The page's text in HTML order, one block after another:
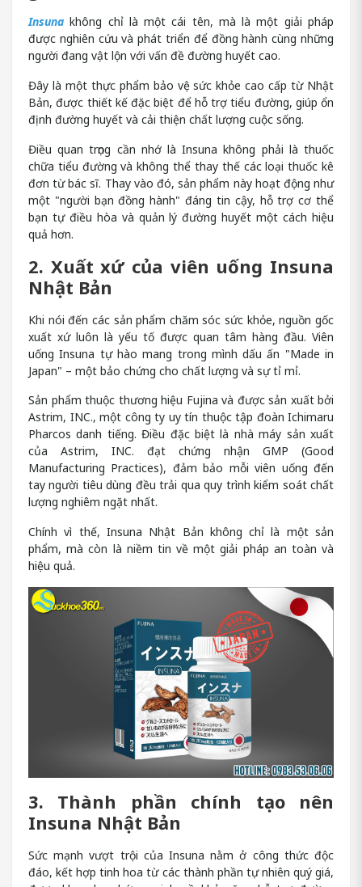
Insuna không chỉ là một cái tên, mà là một giải pháp
được nghiên cứu và phát triển để đồng hành cùng những
người đang vật lộn với vấn đề đường huyết cao.
Đây là một thực phẩm bảo vệ sức khỏe cao cấp từ Nhật
Bản, được thiết kế đặc biệt để hỗ trợ tiểu đường, giúp ổn
định đường huyết và cải thiện chất lượng cuộc sống.
Điều quan trọng cần nhớ là Insuna không phải là thuốc
chữa tiểu đường và không thể thay thế các loại thuốc kê
đơn từ bác sĩ. Thay vào đó, sản phẩm này hoạt động như
một "người bạn đồng hành" đáng tin cậy, hỗ trợ cơ thể
bạn tự điều hòa và quản lý đường huyết một cách hiệu
quả hơn.
2. Xuất xứ của viên uống Insuna
Nhật Bản
Khi nói đến các sản phẩm chăm sóc sức khỏe, nguồn gốc
xuất xứ luôn là yếu tố được quan tâm hàng đầu. Viên
uống Insuna tự hào mang trong mình dấu ấn "Made in
Japan" – một bảo chứng cho chất lượng và sự tỉ mỉ.
Sản phẩm thuộc thương hiệu Fujina và được sản xuất bởi
Astrim, INC., một công ty uy tín thuộc tập đoàn Ichimaru
Pharcos danh tiếng. Điều đặc biệt là nhà máy sản xuất
của Astrim, INC. đạt chứng nhận GMP (Good
Manufacturing Practices), đảm bảo mỗi viên uống đến
tay người tiêu dùng đều trải qua quy trình kiểm soát chất
lượng nghiêm ngặt nhất.
Chính vì thế, Insuna Nhật Bản không chỉ là một sản
phẩm, mà còn là niềm tin về một giải pháp an toàn và
hiệu quả.
3. Thành phần chính tạo nên
Insuna Nhật Bản
Sức mạnh vượt trội của Insuna nằm ở công thức độc
đáo, kết hợp tinh hoa từ các thành phần tự nhiên quý giá,